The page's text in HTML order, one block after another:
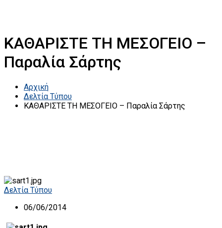
ΚΑΘΑΡΙΣΤΕ ΤΗ ΜΕΣΟΓΕΙΟ –
Παραλία Σάρτης
Αρχική
Δελτία Τύπου
ΚΑΘΑΡΙΣΤΕ ΤΗ ΜΕΣΟΓΕΙΟ – Παραλία Σάρτης
Δελτία Τύπου
06/06/2014